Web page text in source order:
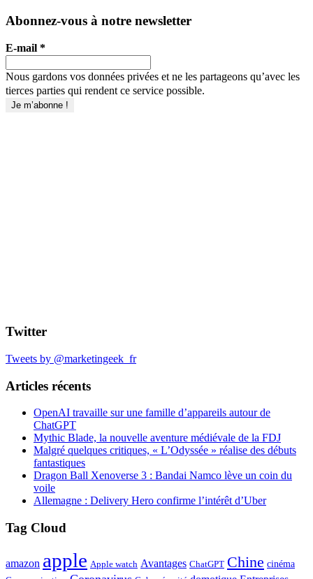
Abonnez-vous à notre newsletter
E-mail *
Nous gardons vos données privées et ne les partageons qu’avec les
tierces parties qui rendent ce service possible.
Twitter
Tweets by @marketingeek_fr
Articles récents
OpenAI travaille sur une famille d’appareils autour de
ChatGPT
Mythic Blade, la nouvelle aventure médiévale de la FDJ
Malgré quelques critiques, « L’Odyssée » réalise des débuts
fantastiques
Dragon Ball Xenoverse 3 : Bandai Namco lève un coin du
voile
Allemagne : Delivery Hero confirme l’intérêt d’Uber
Tag Cloud
amazon apple Apple watch Avantages ChatGPT Chine cinéma